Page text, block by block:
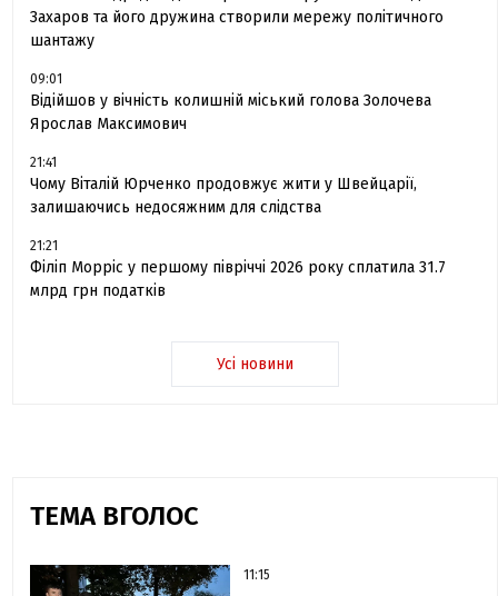
Захаров та його дружина створили мережу політичного
шантажу
09:01
Відійшов у вічність колишній міський голова Золочева
Ярослав Максимович
21:41
Чому Віталій Юрченко продовжує жити у Швейцарії,
залишаючись недосяжним для слідства
21:21
Філіп Морріс у першому півріччі 2026 року сплатила 31.7
млрд грн податків
Усі новини
ТЕМА ВГОЛОС
11:15